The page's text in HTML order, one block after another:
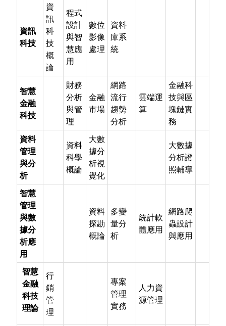
資訊
科技
資
訊
科
技
概
論
程式
設計
與智
慧應
用
數位
影像
處理
資料
庫系
統
智慧
金融
科技
財務
分析
與管
理
金融
市場
網路
流行
趨勢
分析
雲端運
算
金融科
技與區
塊鏈實
務
資料
管理
與分
析
資料
科學
概論
大數
據分
析視
覺化
大數據
分析證
照輔導
智慧
管理
與數
據分
析應
用
資料
探勘
概論
多變
量分
析
統計軟
體應用
網路爬
蟲設計
與應用
智慧
金融
科技
理論
行
銷
管
理
專案
管理
實務
人力資
源管理